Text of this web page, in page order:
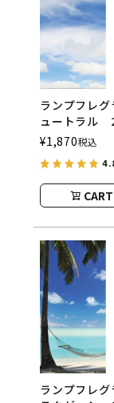
ランプフレ
ュートラル
レグランスラ
ル
（アシュレ
ウッド）
¥1,870税込
CART
ランプフレ